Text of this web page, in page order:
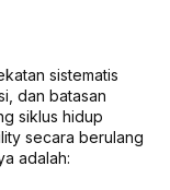
sistematis
dan batasan
siklus hidup
secara berulang
adalah: